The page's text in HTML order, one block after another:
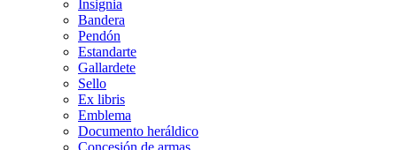
Insignia
Bandera
Pendón
Estandarte
Gallardete
Sello
Ex libris
Emblema
Documento heráldico